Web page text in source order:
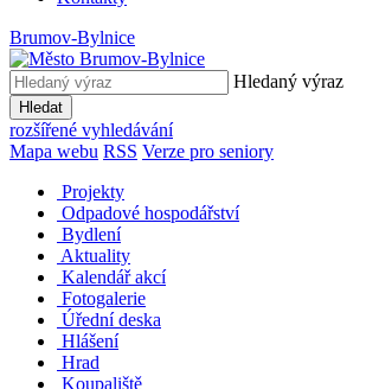
Brumov-Bylnice
Hledaný výraz
Hledat
rozšířené vyhledávání
Mapa webu RSS Verze pro seniory
Projekty
Odpadové hospodářství
Bydlení
Aktuality
Kalendář akcí
Fotogalerie
Úřední deska
Hlášení
Hrad
Koupaliště